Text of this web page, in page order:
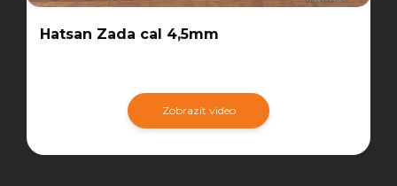
Hatsan Zada cal 4,5mm
Zobrazit video